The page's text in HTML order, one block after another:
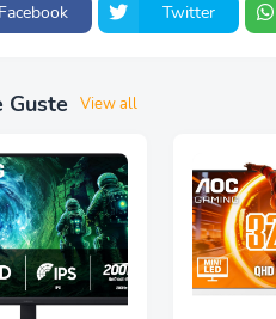
Facebook Twitter
Guste View all